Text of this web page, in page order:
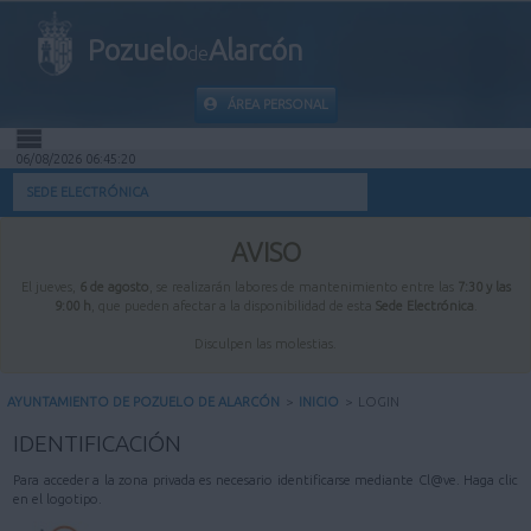
PozuelodeAlarcón
ÁREA PERSONAL
INICIO
INFORMACIÓN PÚBLICA
MI CARPETA
06/08/2026 06:45:20
SEDE ELECTRÓNICA
AVISO
El jueves, 6 de agosto , se realizarán labores de mantenimiento entre las
7:30 y las
9:00 h , que pueden afectar a la disponibilidad de esta Sede Electrónica
Disculpen las molestias.
AYUNTAMIENTO DE POZUELO DE ALARCÓN > INICIO > LOGIN
IDENTIFICACIÓN
Para acceder a la zona privada es necesario identificarse mediante Cl@ve. Haga clic
en el logotipo.